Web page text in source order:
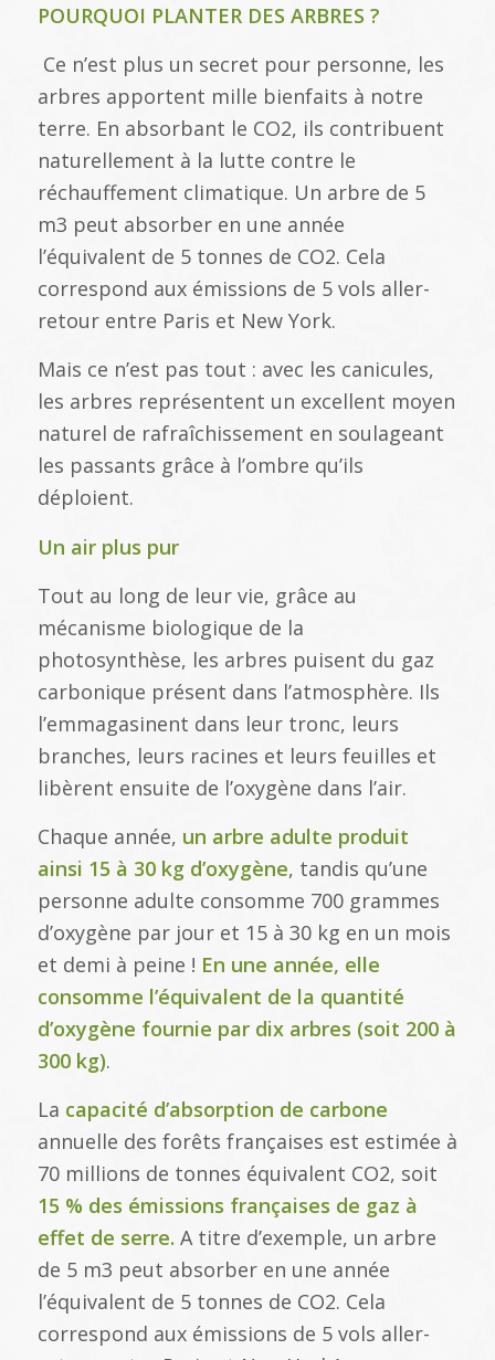
POURQUOI PLANTER DES ARBRES ?
Ce n’est plus un secret pour personne, les
arbres apportent mille bienfaits à notre
terre. En absorbant le CO2, ils contribuent
naturellement à la lutte contre le
réchauffement climatique. Un arbre de 5
m3 peut absorber en une année
l’équivalent de 5 tonnes de CO2. Cela
correspond aux émissions de 5 vols aller-
retour entre Paris et New York.
Mais ce n’est pas tout : avec les canicules,
les arbres représentent un excellent moyen
naturel de rafraîchissement en soulageant
les passants grâce à l’ombre qu’ils
déploient.
Un air plus pur
Tout au long de leur vie, grâce au
mécanisme biologique de la
photosynthèse, les arbres puisent du gaz
carbonique présent dans l’atmosphère. Ils
l’emmagasinent dans leur tronc, leurs
branches, leurs racines et leurs feuilles et
libèrent ensuite de l’oxygène dans l’air.
Chaque année, un arbre adulte produit
ainsi 15 à 30 kg d’oxygène, tandis qu’une
personne adulte consomme 700 grammes
d’oxygène par jour et 15 à 30 kg en un mois
et demi à peine ! En une année, elle
consomme l’équivalent de la quantité
d’oxygène fournie par dix arbres (soit 200 à
300 kg).
La capacité d’absorption de carbone
annuelle des forêts françaises est estimée à
70 millions de tonnes équivalent CO2, soit
15 % des émissions françaises de gaz à
effet de serre. A titre d’exemple, un arbre
de 5 m3 peut absorber en une année
l’équivalent de 5 tonnes de CO2. Cela
correspond aux émissions de 5 vols aller-